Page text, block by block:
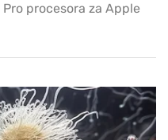
procesora za Apple